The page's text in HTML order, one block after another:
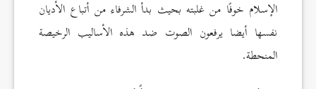
الإسلام خوفًا من غلبته بحيث بدأ الشرفاء من أتباع الأديان
نفسها أيضا يرفعون الصوت ضد هذه الأساليب الرخيصة
المنحطة.